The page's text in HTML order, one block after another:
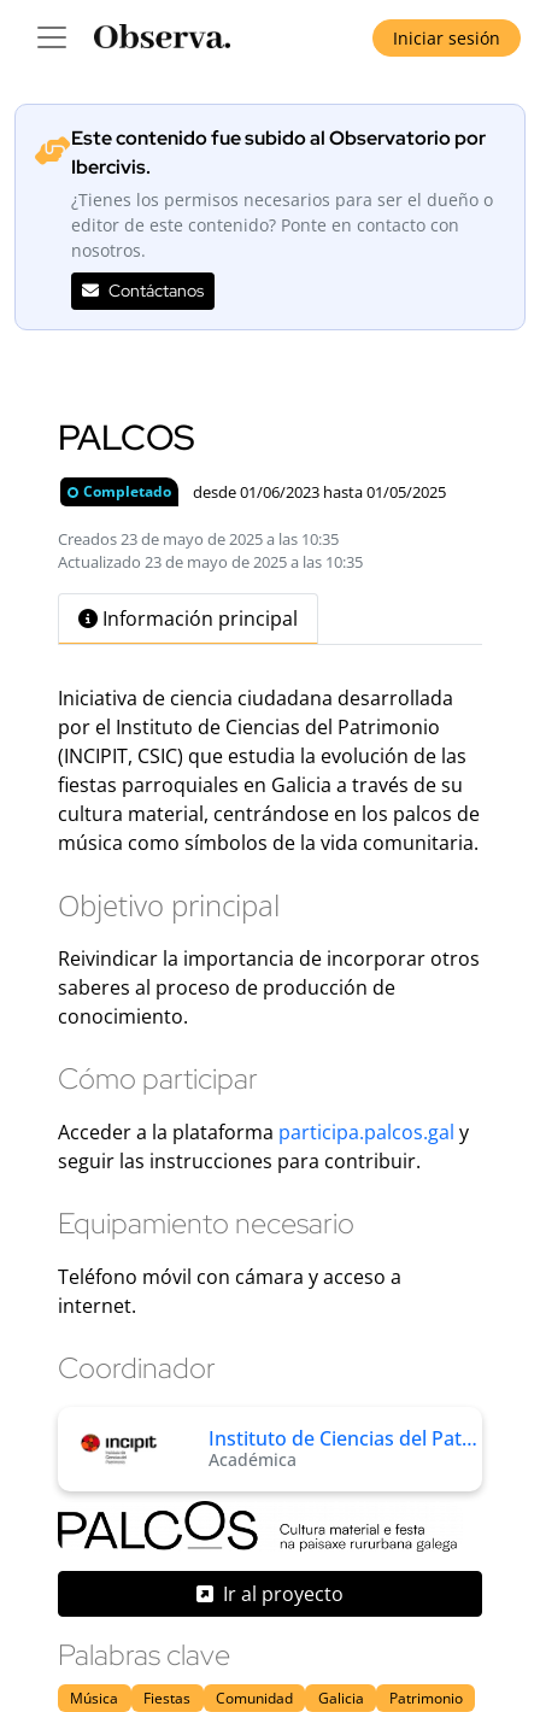
Iniciar sesión
Este contenido fue subido al Observatorio por
Ibercivis.
¿Tienes los permisos necesarios para ser el dueño o
editor de este contenido? Ponte en contacto con
nosotros.
Contáctanos
PALCOS
Completado desde 01/06/2023 hasta 01/05/2025
Creados 23 de mayo de 2025 a las 10:35
Actualizado 23 de mayo de 2025 a las 10:35
Información principal
Iniciativa de ciencia ciudadana desarrollada
por el Instituto de Ciencias del Patrimonio
(INCIPIT, CSIC) que estudia la evolución de las
fiestas parroquiales en Galicia a través de su
cultura material, centrándose en los palcos de
música como símbolos de la vida comunitaria.
Objetivo principal
Reivindicar la importancia de incorporar otros
saberes al proceso de producción de
conocimiento.
Cómo participar
Acceder a la plataforma participa.palcos.gal y
seguir las instrucciones para contribuir.
Equipamiento necesario
Teléfono móvil con cámara y acceso a
internet.
Coordinador
Instituto de Ciencias del Pat…
Académica
Ir al proyecto
Palabras clave
Música Fiestas Comunidad Galicia
Patrimonio